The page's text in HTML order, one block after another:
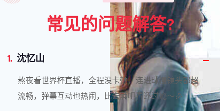
常见的问题解答?
1. 沈忆山
熬夜看世界杯直播，全程没卡顿，连进球慢镜头都超
流畅，弹幕互动也热闹，比去酒吧看还过瘾～🎉